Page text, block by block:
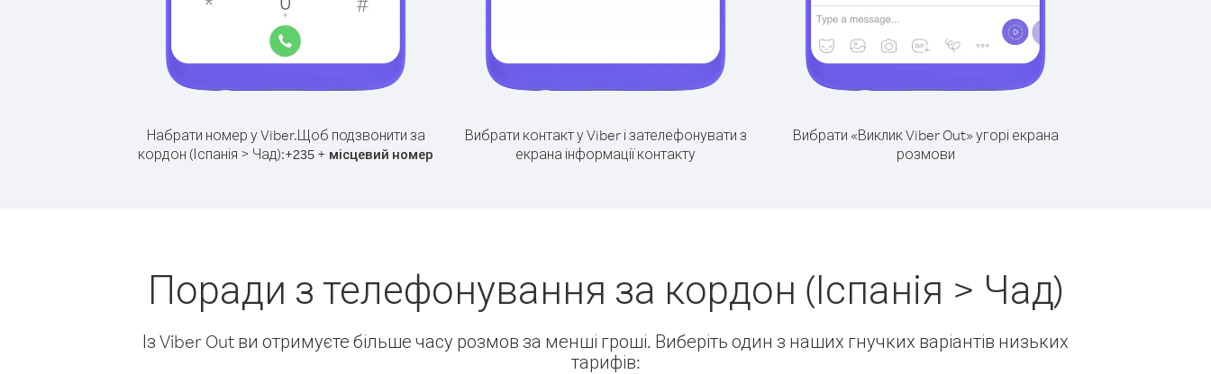
Набрати номер у Viber.Щоб подзвонити за
кордон (Іспанія > Чад):+235 + місцевий номер
Вибрати контакт у Viber і зателефонувати з
екрана інформації контакту
Вибрати «Виклик Viber Out» угорі екрана
розмови
Поради з телефонування за кордон (Іспанія > Чад)
Із Viber Out ви отримуєте більше часу розмов за менші гроші. Виберіть один з наших гнучких варіантів низьких
тарифів: